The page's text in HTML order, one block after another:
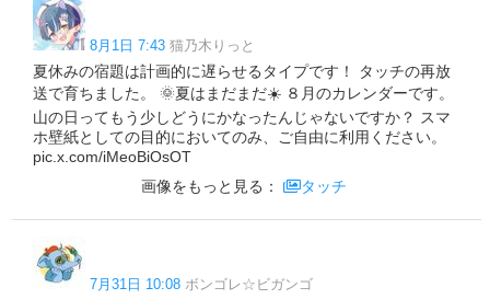
8月1日 7:43 猫乃木りっと
夏休みの宿題は計画的に遅らせるタイプです！ タッチの再放
送で育ちました。 🌞夏はまだまだ☀️ ８月のカレンダーです。
山の日ってもう少しどうにかなったんじゃないですか？ スマ
ホ壁紙としての目的においてのみ、ご自由に利用ください。
pic.x.com/iMeoBiOsOT
画像をもっと見る：
タッチ
7月31日 10:08 ボンゴレ☆ビガンゴ